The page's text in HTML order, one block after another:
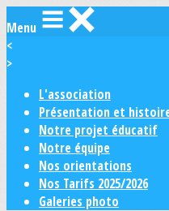
Menu
<
>
L'association
Présentation et
Notre projet éducatif
Notre équipe
Nos orientations
Nos Tarifs 2025/2026
Galeries photo